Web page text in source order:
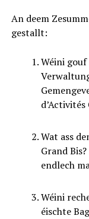
An deem
gestallt:
Wéini
d’Activités
Wat ass
Grand
endlech
Wéini
éischte